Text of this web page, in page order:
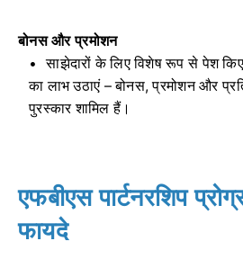
बोनस और प्रमोशन
साझेदारों के लिए विशेष रूप से पेश
का लाभ उठाएं – बोनस, प्रमोशन और
पुरस्कार शामिल हैं।
एफबीएस पार्टनरशिप
फायदे